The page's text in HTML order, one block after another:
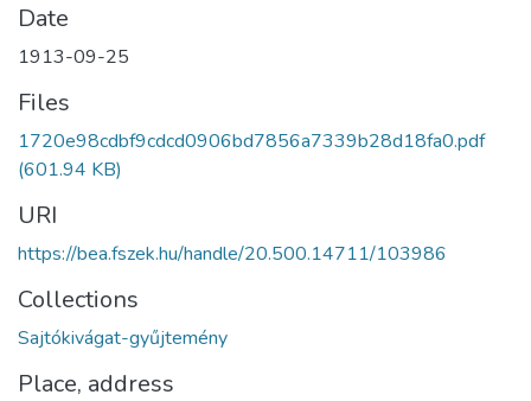
Date
1913-09-25
Files
1720e98cdbf9cdcd0906bd7856a7339b28d18fa0.pdf
(601.94 KB)
URI
https://bea.fszek.hu/handle/20.500.14711/103986
Collections
Sajtókivágat-gyűjtemény
Place, address